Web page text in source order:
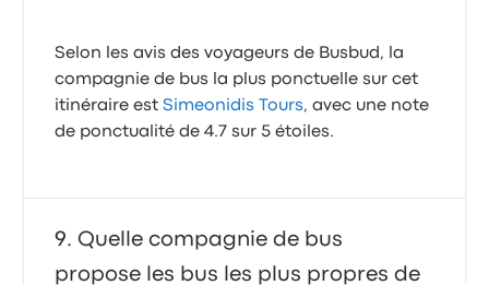
Selon les avis des voyageurs de Busbud, la
compagnie de bus la plus ponctuelle sur cet
itinéraire estSimeonidis Tours, avec une note
de ponctualité de 4.7 sur 5 étoiles.
Quelle compagnie de bus
propose les bus les plus propres de